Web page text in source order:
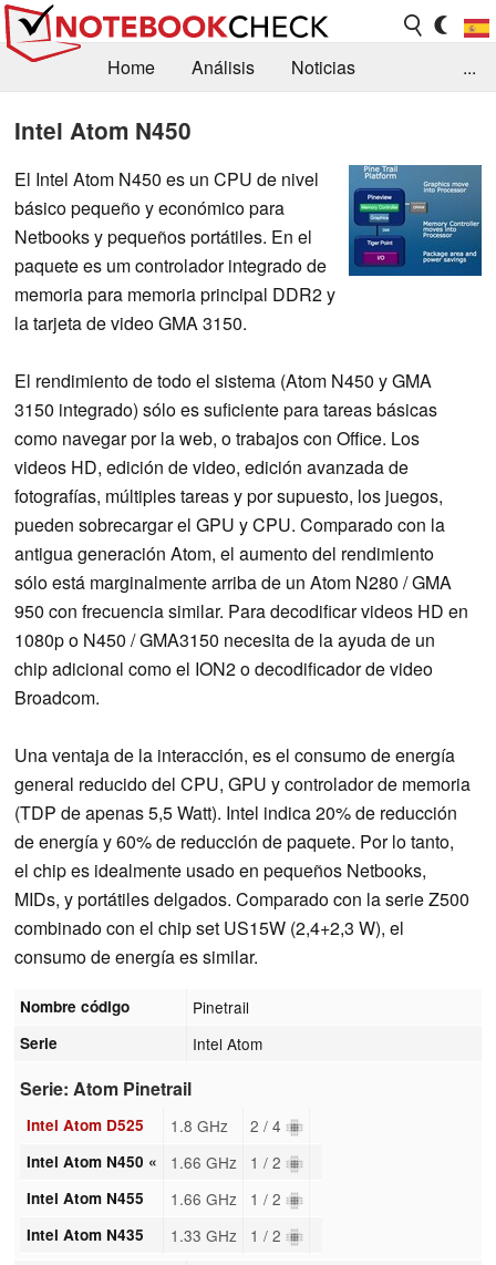
Home Análisis
Noticias
Contacto
...
Intel Atom N450
El Intel Atom N450 es un CPU de nivel
básico pequeño y económico para
Netbooks y pequeños portátiles. En el
paquete es um controlador integrado de
memoria para memoria principal DDR2 y
la tarjeta de video GMA 3150.
El rendimiento de todo el sistema (Atom N450 y GMA
3150 integrado) sólo es suficiente para tareas básicas
como navegar por la web, o trabajos con Office. Los
videos HD, edición de video, edición avanzada de
fotografías, múltiples tareas y por supuesto, los juegos,
pueden sobrecargar el GPU y CPU. Comparado con la
antigua generación Atom, el aumento del rendimiento
sólo está marginalmente arriba de un Atom N280 / GMA
950 con frecuencia similar. Para decodificar videos HD en
1080p o N450 / GMA3150 necesita de la ayuda de un
chip adicional como el ION2 o decodificador de video
Broadcom.
Una ventaja de la interacción, es el consumo de energía
general reducido del CPU, GPU y controlador de memoria
(TDP de apenas 5,5 Watt). Intel indica 20% de reducción
de energía y 60% de reducción de paquete. Por lo tanto,
el chip es idealmente usado en pequeños Netbooks,
MIDs, y portátiles delgados. Comparado con la serie Z500
combinado con el chip set US15W (2,4+2,3 W), el
consumo de energía es similar.
Nombre código Pinetrail
Serie Intel Atom
Serie: Atom Pinetrail
Intel Atom D525 1.8 GHz 2 / 4
Intel Atom N450 « 1.66 GHz 1 / 2
Intel Atom N455 1.66 GHz 1 / 2
Intel Atom N435 1.33 GHz 1 / 2